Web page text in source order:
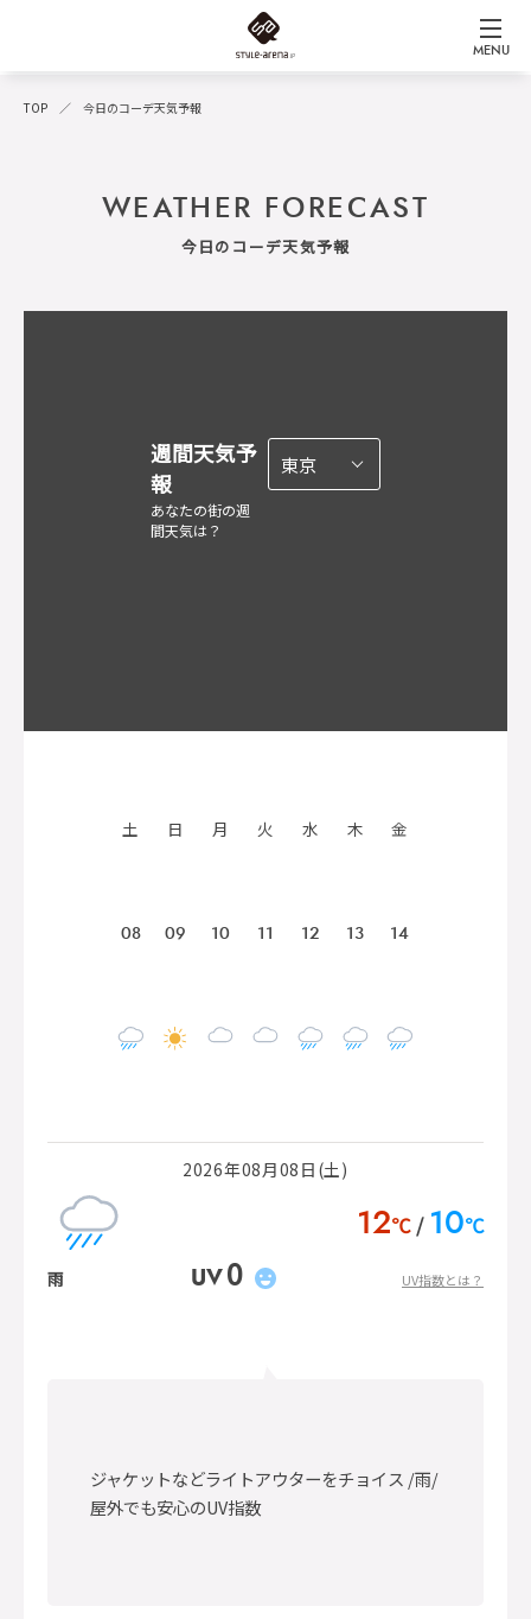
MENU
TOP 今日のコーデ天気予報
WEATHER FORECAST
今日のコーデ天気予報
週間天気予
報
あなたの街の週
間天気は？
土
08
日
09
月
10
火
11
水
12
木
13
金
14
2026年08月08日(土)
12℃ 10℃
雨 UV0 UV指数とは？
ジャケットなどライトアウターをチョイス /雨/
屋外でも安心のUV指数